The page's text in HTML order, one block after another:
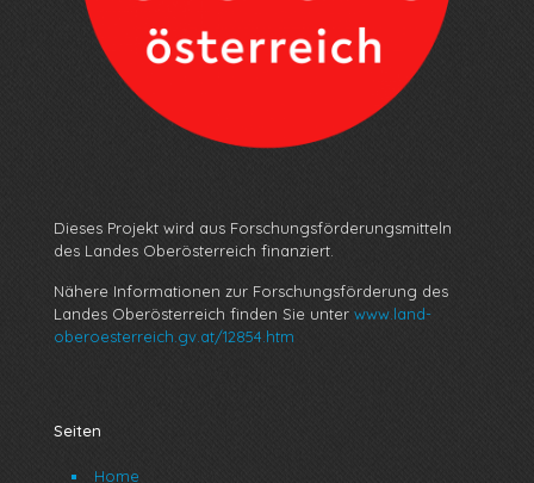
Dieses Projekt wird aus Forschungsförderungsmitteln
des Landes Oberösterreich finanziert.
Nähere Informationen zur Forschungsförderung des
Landes Oberösterreich finden Sie unter www.land-
oberoesterreich.gv.at/12854.htm
Seiten
Home